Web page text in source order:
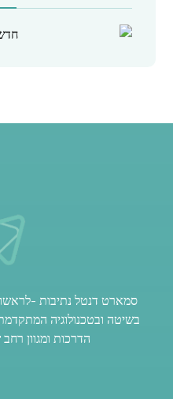
סמארט דנטל נתיבות -
בשיטה ובטכנולוגיה
הדרכות ומגוון